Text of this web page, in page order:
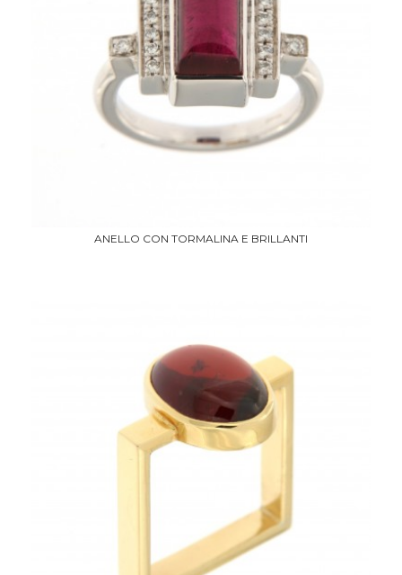
ANELLO CON TORMALINA E BRILLANTI